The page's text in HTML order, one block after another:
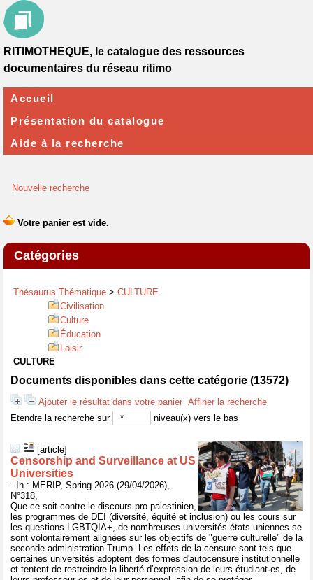
Nouvelle recherche
Catégories
Thésaurus Thématique > CULTURE
Civilisation
Culture
Éducation
Loisir
CULTURE
Documents disponibles dans cette catégorie (13572)
Ajouter le résultat dans votre panier Affiner la recherche
Etendre la recherche sur
niveau(x) vers le bas
[article]
Censorship and Surveillance at US
Universities
- In : MERIP, Spring 2026 (29/04/2026),
N°318,
Que ce soit contre le discours pro-palestinien,
les programmes de DEI (diversité, équité et inclusion) ou les cours sur
les questions LGBTQIA+, de nombreuses universités états-uniennes se
sont volontairement alignées sur les objectifs de "guerre culturelle" de la
seconde administration Trump. Les effets de la censure sont tels que
certaines universités adoptent des formes d'autocensure institutionnelle
et tentent de restreindre la liberté d’expression de leurs étudiant·es, de
RITIMOTHEQUE, le catalogue des ressources
documentaires du réseau ritimo
Accueil
Présentation du catalogue
Aide à la recherche